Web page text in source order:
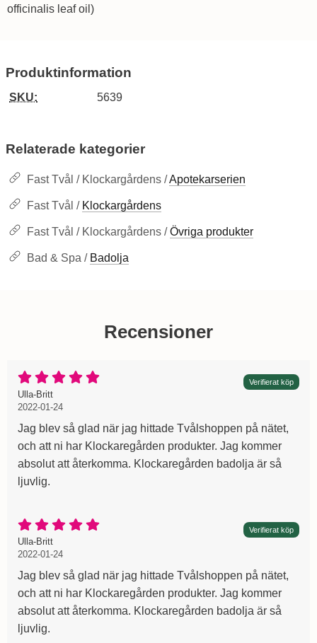
officinalis leaf oil)
Produktinformation
SKU: 5639
Relaterade kategorier
Fast Tvål / Klockargårdens /Apotekarserien
Fast Tvål / Klockargårdens
Fast Tvål / Klockargårdens /Övriga produkter
Bad & Spa / Badolja
Recensioner
Betyg: 5 Stjärnor av 5 Verifierat köp
Recension av:
Ulla-Britt, 2022-01-24
, 2022-01-24
2022-01-24
Jag blev så glad när jag hittade Tvålshoppen på nätet,
och att ni har Klockaregården produkter. Jag kommer
absolut att återkomma. Klockaregården badolja är så
ljuvlig.
Betyg: 5 Stjärnor av 5 Verifierat köp
Recension av:
Ulla-Britt, 2022-01-24
, 2022-01-24
2022-01-24
Jag blev så glad när jag hittade Tvålshoppen på nätet,
och att ni har Klockaregården produkter. Jag kommer
absolut att återkomma. Klockaregården badolja är så
ljuvlig.